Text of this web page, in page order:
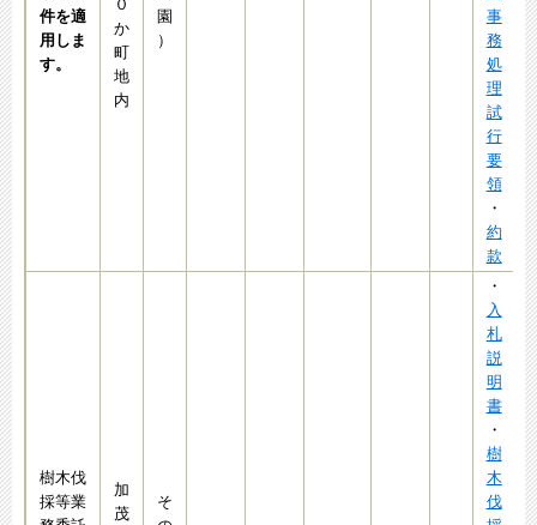
件を適
用しま
す。
０
か
町
地
内
園
）
事
務
処
理
試
行
要
領
・
約
款
樹木伐
採等業
加
茂
そ
・
入
札
説
明
書
・
樹
木
伐